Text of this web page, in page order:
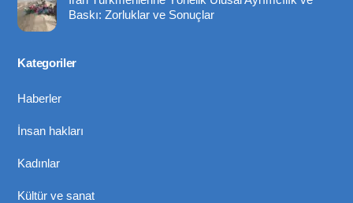
Baskı: Zorluklar ve Sonuçlar
Kategoriler
Haberler
İnsan hakları
Kadınlar
Kültür ve sanat